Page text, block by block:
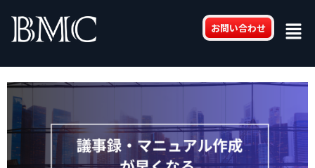
ッ
お問い合わせ
navigation